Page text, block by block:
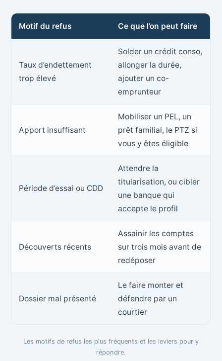
Motif du refus Ce que l’on peut faire
Taux d’endettement
trop élevé
Solder un crédit conso,
allonger la durée,
ajouter un co-
emprunteur
Apport insuffisant
Mobiliser un PEL, un
prêt familial, le PTZ si
vous y êtes éligible
Période d’essai ou CDD
Attendre la
titularisation, ou cibler
une banque qui
accepte le profil
Découverts récents
Assainir les comptes
sur trois mois avant de
redéposer
Dossier mal présenté
Le faire monter et
défendre par un
courtier
Les motifs de refus les plus fréquents et les leviers pour y
répondre.